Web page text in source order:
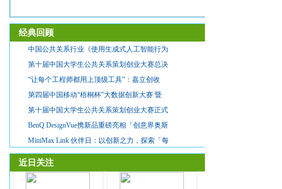
经典回顾
中国公共关系行业《使用生成式人工智能行为
第十届中国大学生公共关系策划创业大赛总决
“让每个工程师都用上顶级工具”：嘉立创收
第四届中国移动“梧桐杯”大数据创新大赛 暨
第十届中国大学生公共关系策划创业大赛正式
BenQ DesignVue携新品重磅亮相「创意界奥斯
MiniMax Link 伙伴日：以创新之力，探索「每
近日关注